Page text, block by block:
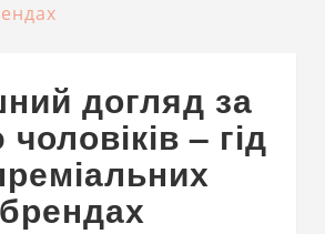
догляд за
– гід
брендах